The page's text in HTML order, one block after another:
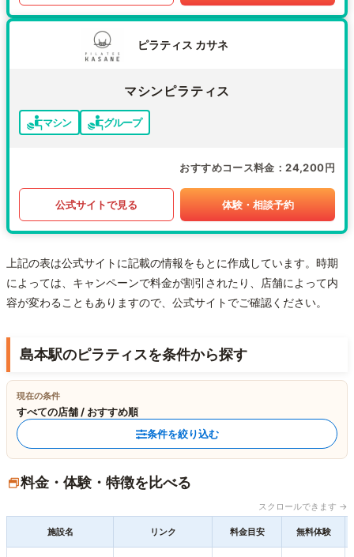
ピラティス カサネ
マシンピラティス
マシン グループ
おすすめコース料金 24,200円
公式サイトで見る 体験・相談予約
上記の表は公式サイトに記載の情報をもとに作成しています。時期
によっては、キャンペーンで料金が割引されたり、店舗によって内
容が変わることもありますので、公式サイトでご確認ください。
島本駅のピラティスを条件から探す
現在の条件
すべての店舗 / おすすめ順
条件を絞り込む
料金・体験・特徴を比べる
スクロールできます →
施設名 リンク 料金目安 無料体験